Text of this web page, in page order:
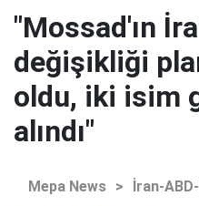
"Mossad'ın
değişikliği
oldu, iki isim
alındı"
Mepa News > İran-